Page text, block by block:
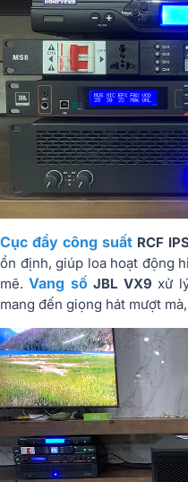
Cục đẩy công suấtRCF
ổn định, giúp loa hoạt động
mẽ.Vang sốJBL VX9 xử
mang đến giọng hát mượt